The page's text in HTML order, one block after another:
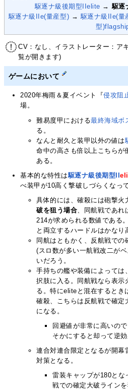
駆逐ナ級後期型IIelite → 駆逐
駆逐ナ級IIe(量産型) → 駆逐ナ級IIe(量
型
CV：なし、イラストレーター：ア
覧が開きます)
ゲームにおいて
2020年梅雨＆夏イベント『侵攻阻
場。
難易度甲における最終海域ボ
る。
なんと耐久と装甲以外の値は
命中の高さも倍以上こちら
ある。
基本的な特性は駆逐ナ級後期型II
べ装甲が10高く撃破しづらくなっ
具体的には、確殺には砲撃火
破を狙う場合 、同航戦であ
214が求められる数値である
と両立するハードルはかなり
同航はともかく、反航戦で
(スロ数が多い一航戦改二が
いだろう。
手持ちの艦や装備によっては
択肢に入る。同航戦なら表示
る。特にeliteと混在するとき
確殺、こちらは反航戦で確定
になる。
回避値が非常に高いの
そかにすると却って逆効
連合対連合限定となるが開幕
対策となる。
雷装キャップが180とな
戦での確定大破ライン